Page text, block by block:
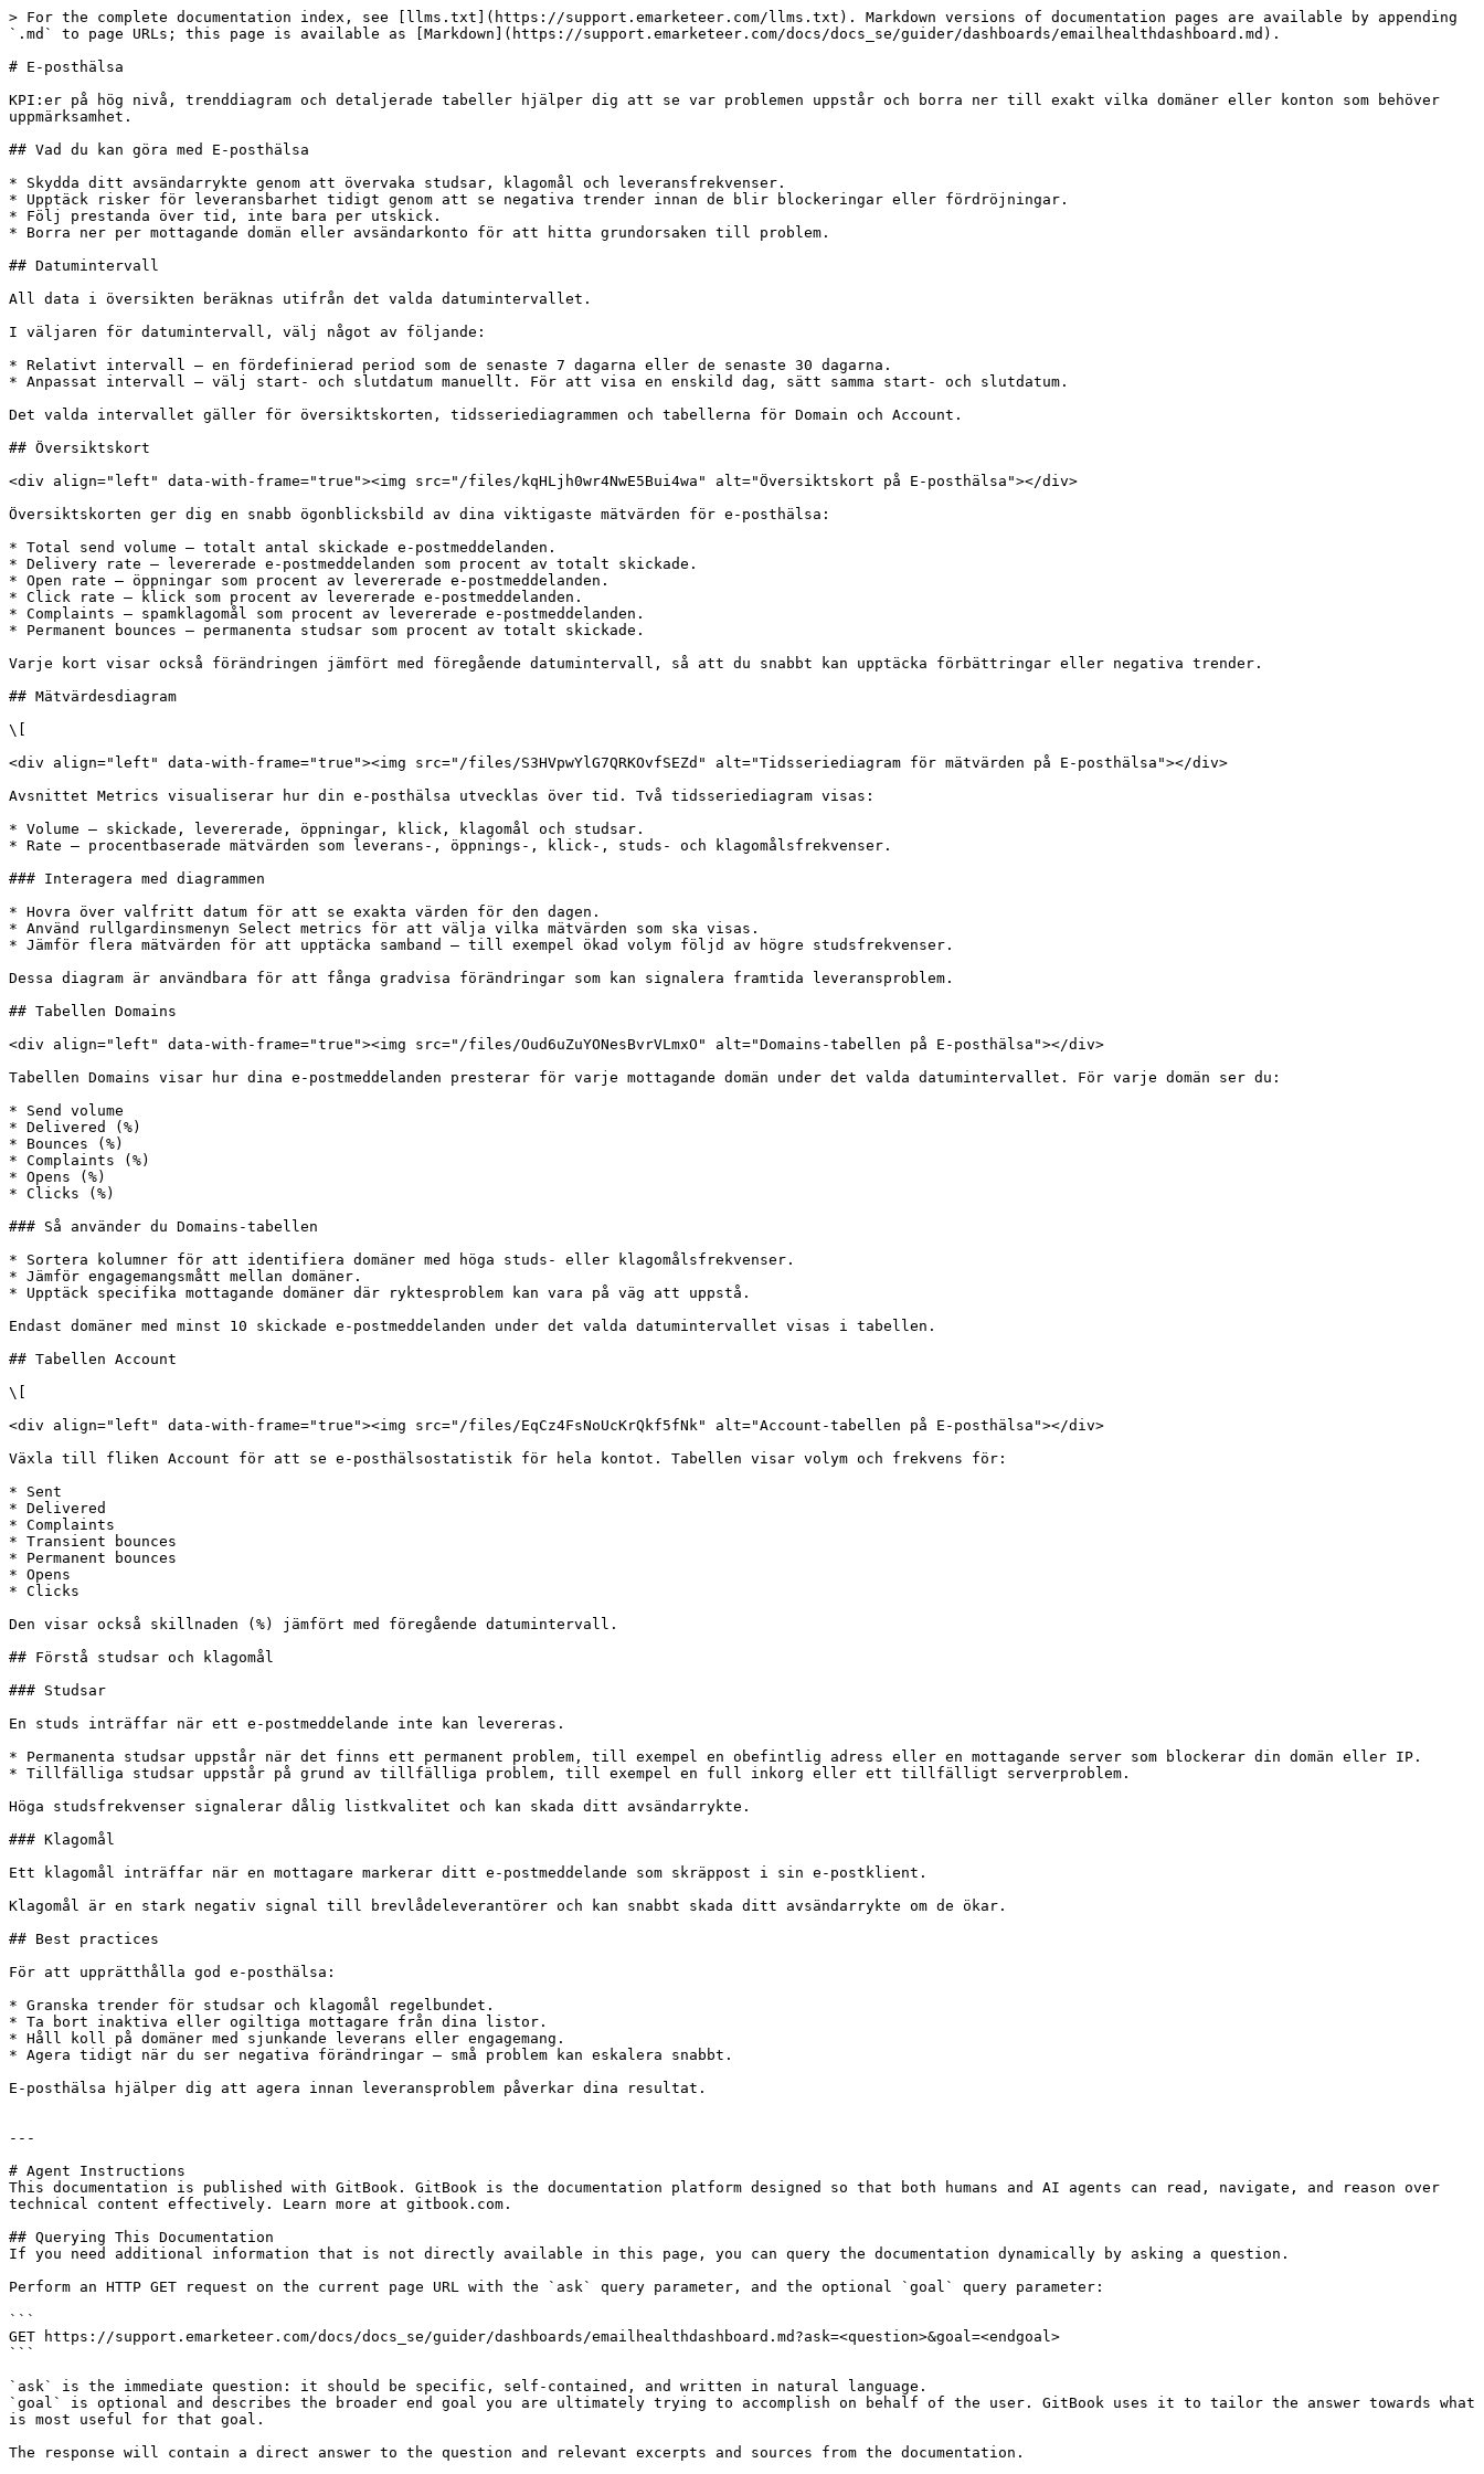
> For the complete documentation index, see [llms.txt](https://support.emarketeer.com/llms.txt). Markdown versions of documentation pages are available by appending
`.md` to page URLs; this page is available as [Markdown](https://support.emarketeer.com/docs/docs_se/guider/dashboards/emailhealthdashboard.md).
# E-posthälsa
KPI:er på hög nivå, trenddiagram och detaljerade tabeller hjälper dig att se var problemen uppstår och borra ner till exakt vilka domäner eller konton som behöver
uppmärksamhet.
## Vad du kan göra med E-posthälsa
* Skydda ditt avsändarrykte genom att övervaka studsar, klagomål och leveransfrekvenser.
* Upptäck risker för leveransbarhet tidigt genom att se negativa trender innan de blir blockeringar eller fördröjningar.
* Följ prestanda över tid, inte bara per utskick.
* Borra ner per mottagande domän eller avsändarkonto för att hitta grundorsaken till problem.
## Datumintervall
All data i översikten beräknas utifrån det valda datumintervallet.
I väljaren för datumintervall, välj något av följande:
* Relativt intervall — en fördefinierad period som de senaste 7 dagarna eller de senaste 30 dagarna.
* Anpassat intervall — välj start- och slutdatum manuellt. För att visa en enskild dag, sätt samma start- och slutdatum.
Det valda intervallet gäller för översiktskorten, tidsseriediagrammen och tabellerna för Domain och Account.
## Översiktskort
<div align="left" data-with-frame="true"><img src="/files/kqHLjh0wr4NwE5Bui4wa" alt="Översiktskort på E-posthälsa"></div>
Översiktskorten ger dig en snabb ögonblicksbild av dina viktigaste mätvärden för e-posthälsa:
* Total send volume — totalt antal skickade e-postmeddelanden.
* Delivery rate — levererade e-postmeddelanden som procent av totalt skickade.
* Open rate — öppningar som procent av levererade e-postmeddelanden.
* Click rate — klick som procent av levererade e-postmeddelanden.
* Complaints — spamklagomål som procent av levererade e-postmeddelanden.
* Permanent bounces — permanenta studsar som procent av totalt skickade.
Varje kort visar också förändringen jämfört med föregående datumintervall, så att du snabbt kan upptäcka förbättringar eller negativa trender.
## Mätvärdesdiagram
\[
<div align="left" data-with-frame="true"><img src="/files/S3HVpwYlG7QRKOvfSEZd" alt="Tidsseriediagram för mätvärden på E-posthälsa"></div>
Avsnittet Metrics visualiserar hur din e-posthälsa utvecklas över tid. Två tidsseriediagram visas:
* Volume — skickade, levererade, öppningar, klick, klagomål och studsar.
* Rate — procentbaserade mätvärden som leverans-, öppnings-, klick-, studs- och klagomålsfrekvenser.
### Interagera med diagrammen
* Hovra över valfritt datum för att se exakta värden för den dagen.
* Använd rullgardinsmenyn Select metrics för att välja vilka mätvärden som ska visas.
* Jämför flera mätvärden för att upptäcka samband — till exempel ökad volym följd av högre studsfrekvenser.
Dessa diagram är användbara för att fånga gradvisa förändringar som kan signalera framtida leveransproblem.
## Tabellen Domains
<div align="left" data-with-frame="true"><img src="/files/Oud6uZuYONesBvrVLmxO" alt="Domains-tabellen på E-posthälsa"></div>
Tabellen Domains visar hur dina e-postmeddelanden presterar för varje mottagande domän under det valda datumintervallet. För varje domän ser du:
* Send volume
* Delivered (%)
* Bounces (%)
* Complaints (%)
* Opens (%)
* Clicks (%)
### Så använder du Domains-tabellen
* Sortera kolumner för att identifiera domäner med höga studs- eller klagomålsfrekvenser.
* Jämför engagemangsmått mellan domäner.
* Upptäck specifika mottagande domäner där ryktesproblem kan vara på väg att uppstå.
Endast domäner med minst 10 skickade e-postmeddelanden under det valda datumintervallet visas i tabellen.
## Tabellen Account
\[
<div align="left" data-with-frame="true"><img src="/files/EqCz4FsNoUcKrQkf5fNk" alt="Account-tabellen på E-posthälsa"></div>
Växla till fliken Account för att se e-posthälsostatistik för hela kontot. Tabellen visar volym och frekvens för:
* Sent
* Delivered
* Complaints
* Transient bounces
* Permanent bounces
* Opens
* Clicks
Den visar också skillnaden (%) jämfört med föregående datumintervall.
## Förstå studsar och klagomål
### Studsar
En studs inträffar när ett e-postmeddelande inte kan levereras.
* Permanenta studsar uppstår när det finns ett permanent problem, till exempel en obefintlig adress eller en mottagande server som blockerar din domän eller IP.
* Tillfälliga studsar uppstår på grund av tillfälliga problem, till exempel en full inkorg eller ett tillfälligt serverproblem.
Höga studsfrekvenser signalerar dålig listkvalitet och kan skada ditt avsändarrykte.
### Klagomål
Ett klagomål inträffar när en mottagare markerar ditt e-postmeddelande som skräppost i sin e-postklient.
Klagomål är en stark negativ signal till brevlådeleverantörer och kan snabbt skada ditt avsändarrykte om de ökar.
## Best practices
För att upprätthålla god e-posthälsa:
* Granska trender för studsar och klagomål regelbundet.
* Ta bort inaktiva eller ogiltiga mottagare från dina listor.
* Håll koll på domäner med sjunkande leverans eller engagemang.
* Agera tidigt när du ser negativa förändringar — små problem kan eskalera snabbt.
E-posthälsa hjälper dig att agera innan leveransproblem påverkar dina resultat.
---
# Agent Instructions
This documentation is published with GitBook. GitBook is the documentation platform designed so that both humans and AI agents can read, navigate, and reason over
technical content effectively. Learn more at gitbook.com.
## Querying This Documentation
If you need additional information that is not directly available in this page, you can query the documentation dynamically by asking a question.
Perform an HTTP GET request on the current page URL with the `ask` query parameter, and the optional `goal` query parameter:
```
GET https://support.emarketeer.com/docs/docs_se/guider/dashboards/emailhealthdashboard.md?ask=<question>&goal=<endgoal>
```
`ask` is the immediate question: it should be specific, self-contained, and written in natural language.
`goal` is optional and describes the broader end goal you are ultimately trying to accomplish on behalf of the user. GitBook uses it to tailor the answer towards what
is most useful for that goal.
The response will contain a direct answer to the question and relevant excerpts and sources from the documentation.